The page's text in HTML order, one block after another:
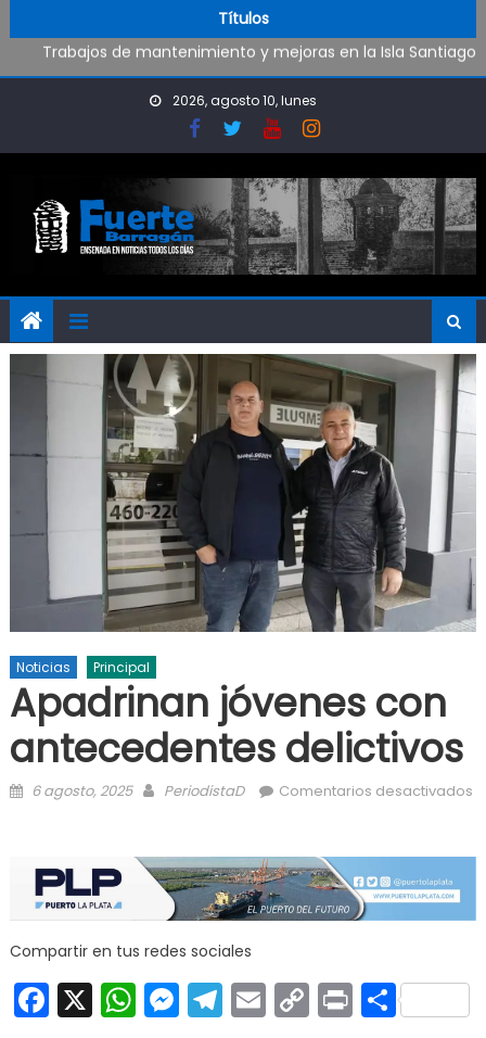
Títulos
Trabajos de mantenimiento y mejoras en la Isla Santiago
Pueblo Nuevo suma boxeo y artes marciales
Al fin Defensores pudo reencontrarse con el triunfo
2026, agosto 10, lunes
Noticias Principal
Apadrinan jóvenes con
antecedentes delictivos
Posted on
6 agosto, 2025 Author
PeriodistaD
Comentarios desactivados
Compartir en tus redes sociales
Facebook
X WhatsApp
Messenger
Telegram
EmailCopy
Print